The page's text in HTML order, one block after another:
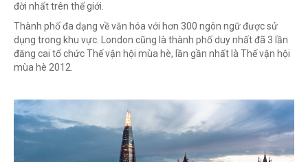
đời nhất trên thế giới.
Thành phố đa dạng về văn hóa với hơn 300 ngôn ngữ được sử
dụng trong khu vực. London cũng là thành phố duy nhất đã 3 lần
đăng cai tổ chức Thế vận hội mùa hè, lần gần nhất là Thế vận hội
mùa hè 2012.